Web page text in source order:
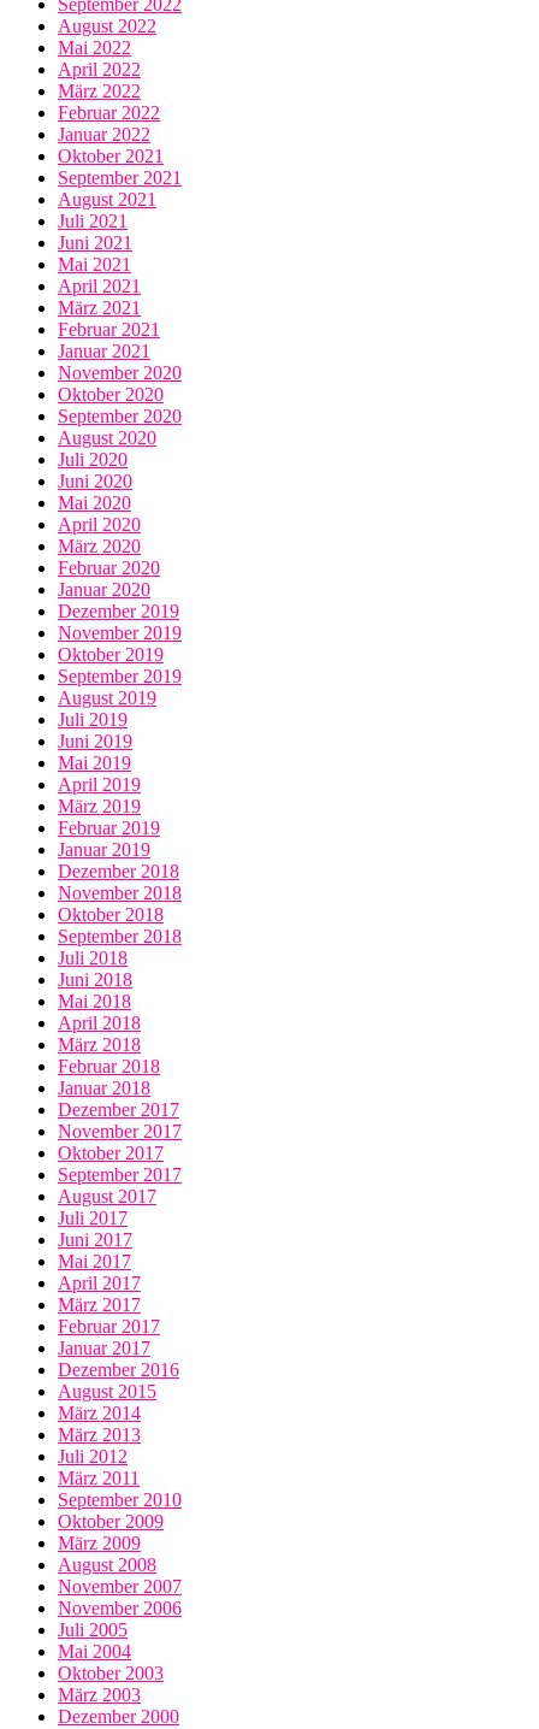
September 2022
August 2022
Mai 2022
April 2022
März 2022
Februar 2022
Januar 2022
Oktober 2021
September 2021
August 2021
Juli 2021
Juni 2021
Mai 2021
April 2021
März 2021
Februar 2021
Januar 2021
November 2020
Oktober 2020
September 2020
August 2020
Juli 2020
Juni 2020
Mai 2020
April 2020
März 2020
Februar 2020
Januar 2020
Dezember 2019
November 2019
Oktober 2019
September 2019
August 2019
Juli 2019
Juni 2019
Mai 2019
April 2019
März 2019
Februar 2019
Januar 2019
Dezember 2018
November 2018
Oktober 2018
September 2018
Juli 2018
Juni 2018
Mai 2018
April 2018
März 2018
Februar 2018
Januar 2018
Dezember 2017
November 2017
Oktober 2017
September 2017
August 2017
Juli 2017
Juni 2017
Mai 2017
April 2017
März 2017
Februar 2017
Januar 2017
Dezember 2016
August 2015
März 2014
März 2013
Juli 2012
März 2011
September 2010
Oktober 2009
März 2009
August 2008
November 2007
November 2006
Juli 2005
Mai 2004
Oktober 2003
März 2003
Dezember 2000